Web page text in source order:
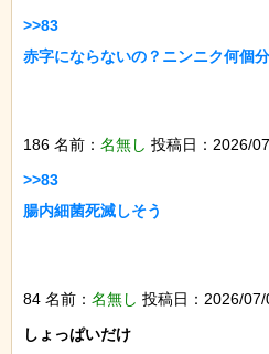
>>83
赤字にならないの？ニンニク何個
186 名前： 名無し 投稿日：2026/
>>83
腸内細菌死滅しそう
84 名前： 名無し 投稿日：2026/
しょっぱいだけ